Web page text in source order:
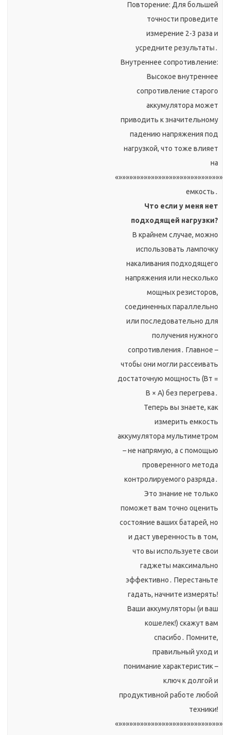
Повторение: Для большей
точности проведите
измерение 2-3 раза и
усредните результаты․
Внутреннее сопротивление:
Высокое внутреннее
сопротивление старого
аккумулятора может
приводить к значительному
падению напряжения под
нагрузкой, что тоже влияет
на
емкость․
Что если у меня нет
подходящей нагрузки?
В крайнем случае, можно
использовать лампочку
накаливания подходящего
напряжения или несколько
мощных резисторов,
соединенных параллельно
или последовательно для
получения нужного
сопротивления․ Главное –
чтобы они могли рассеивать
достаточную мощность (Вт =
В × А) без перегрева․
Теперь вы знаете, как
измерить емкость
аккумулятора мультиметром
– не напрямую, а с помощью
проверенного метода
контролируемого разряда․
Это знание не только
поможет вам точно оценить
состояние ваших батарей, но
и даст уверенность в том,
что вы используете свои
гаджеты максимально
эффективно․ Перестаньте
гадать, начните измерять!
Ваши аккумуляторы (и ваш
кошелек!) скажут вам
спасибо․ Помните,
правильный уход и
понимание характеристик –
ключ к долгой и
продуктивной работе любой
техники!